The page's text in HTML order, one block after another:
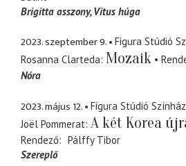
Brigitta asszony Vitus húga
2023. szeptember 9.
Figura Stúdió
Rosanna Clarteda Mozaik
Nóra
2023. május 12.
Figura Stúdió Színház
Joël Pommerat A két Korea
Rendező
Pálffy Tibor
Szereplő